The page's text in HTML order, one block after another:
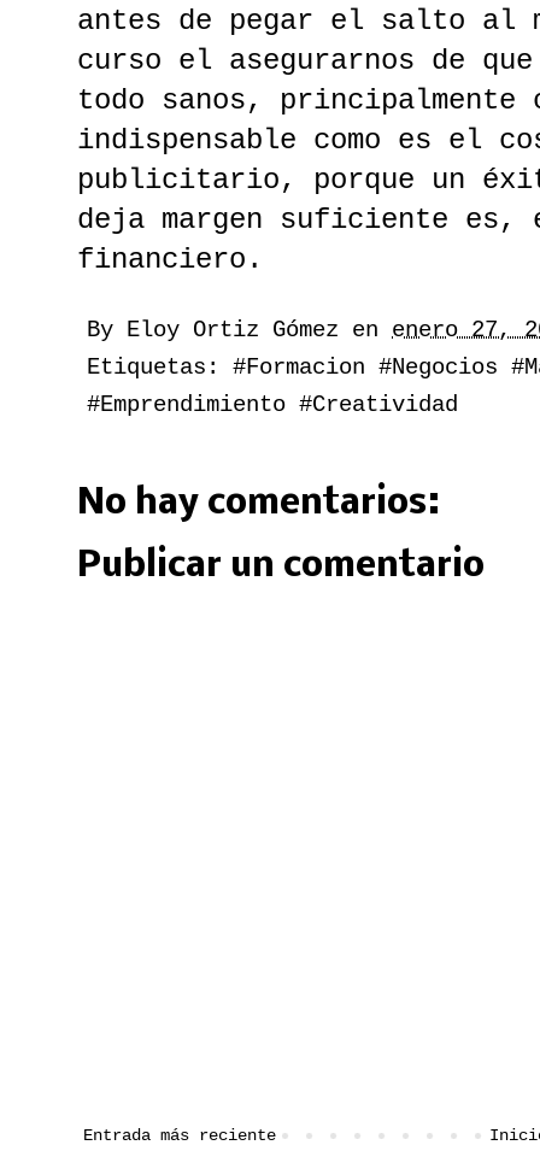
antes de pegar el salto al
curso el asegurarnos de
todo sanos, principalmente
indispensable como es el
publicitario, porque un
deja margen suficiente es,
financiero.
By Eloy Ortiz Gómez en enero 27,
Etiquetas: #Formacion #Negocios
#Emprendimiento #Creatividad
No hay comentarios:
Publicar un comentario
Entrada más reciente